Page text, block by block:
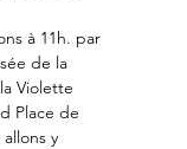
à 11h. par
de la
Violette
Place de
y